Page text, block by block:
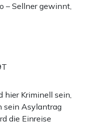
– Sellner gewinnt,
hier Kriminell sein,
sein Asylantrag
die Einreise